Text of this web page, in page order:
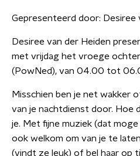
Gepresenteerd door: Desiree
Desiree van der Heiden
met vrijdag het vroege
(PowNed), van 04.00 tot
Misschien ben je net wakker
van je nachtdienst door. Hoe
je. Met fijne muziek (dat moge
ook welkom om van je te
(vindt ze leuk) of bel haar op